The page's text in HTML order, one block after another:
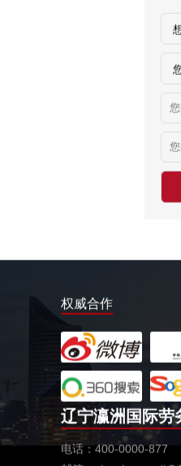
俄
俄
德
新
日
日
权威合作
辽宁瀛洲国际劳
电话：400-0000-877